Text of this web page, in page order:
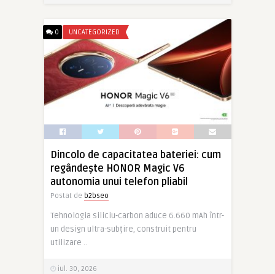
0 UNCATEGORIZED
Dincolo de capacitatea bateriei: cum
regândește HONOR Magic V6
autonomia unui telefon pliabil
Postat de b2bseo
Tehnologia siliciu-carbon aduce 6.660 mAh într-
un design ultra-subțire, construit pentru
utilizare ..
iul. 30, 2026